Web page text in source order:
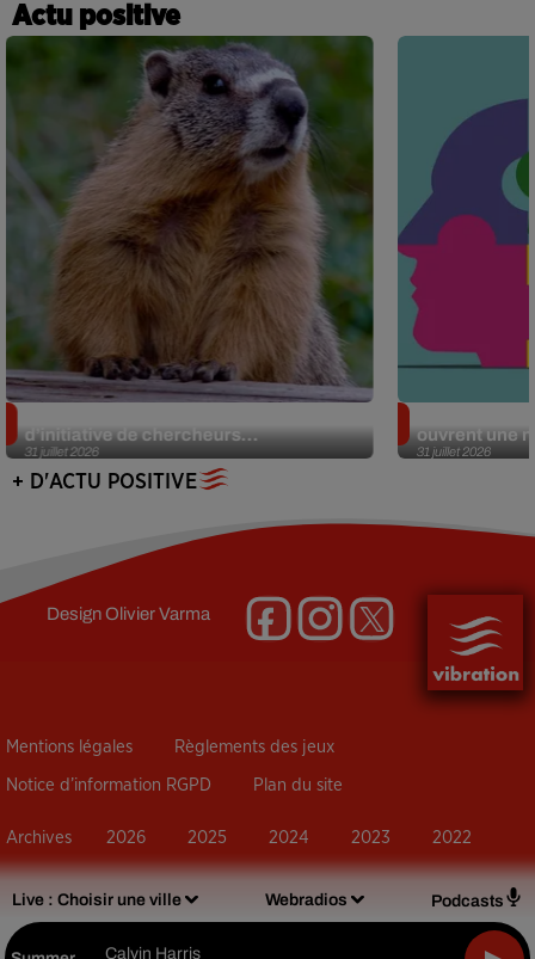
Live : Choisir une ville Webradios Podcasts
Calvin Harris
Actu positive
31 juillet 2026
d’initiative de chercheurs...
31 juillet 2026
ouvrent une
+ D'ACTU POSITIVE
DesignOlivier Varma
Mentions légales Règlements des jeux
Notice d’information RGPD Plan du site
Archives 2026 2025 2024 2023 2022